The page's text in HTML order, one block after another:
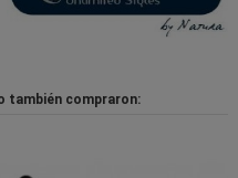
también compraron: